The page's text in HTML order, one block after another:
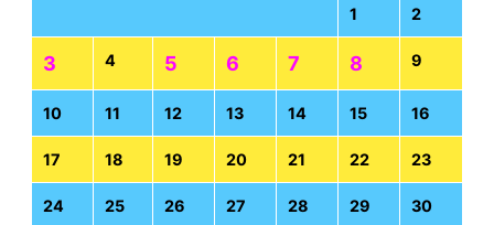
1 2
3 4 5 6 7 8 9
10 11 12 13 14 15 16
17 18 19 20 21 22 23
24 25 26 27 28 29 30